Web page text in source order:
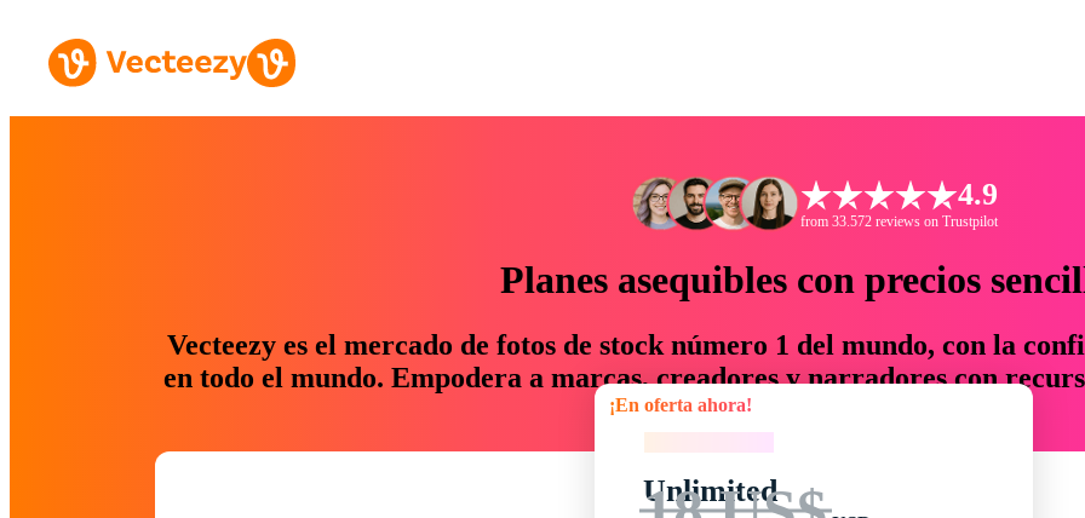
4.9
from 33.572 reviews on Trustpilot
Planes asequibles con precios
Vecteezy es el mercado de fotos de stock número 1 del mundo, con la
en todo el mundo. Empodera a marcas, creadores y narradores con
un 76 % en tiempo y presupuesto.
¡En oferta ahora!
Unlimited